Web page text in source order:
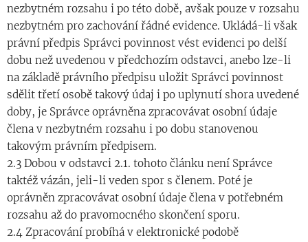
nezbytném rozsahu i po této době, avšak pouze v rozsahu
nezbytném pro zachování řádné evidence. Ukládá-li však
právní předpis Správci povinnost vést evidenci po delší
dobu než uvedenou v předchozím odstavci, anebo lze-li
na základě právního předpisu uložit Správci povinnost
sdělit třetí osobě takový údaj i po uplynutí shora uvedené
doby, je Správce oprávněna zpracovávat osobní údaje
člena v nezbytném rozsahu i po dobu stanovenou
takovým právním předpisem.
2.3 Dobou v odstavci 2.1. tohoto článku není Správce
taktéž vázán, jeli-li veden spor s členem. Poté je
oprávněn zpracovávat osobní údaje člena v potřebném
rozsahu až do pravomocného skončení sporu.
2.4 Zpracování probíhá v elektronické podobě